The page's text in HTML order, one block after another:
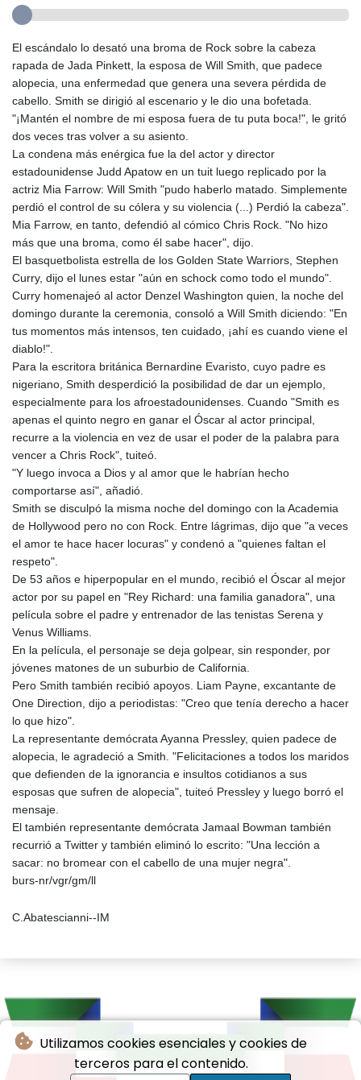
Utilizamos cookies esenciales y cookies de
terceros para el contenido.
El escándalo lo desató una broma de Rock sobre la cabeza
rapada de Jada Pinkett, la esposa de Will Smith, que padece
alopecia, una enfermedad que genera una severa pérdida de
cabello. Smith se dirigió al escenario y le dio una bofetada.
"¡Mantén el nombre de mi esposa fuera de tu puta boca!", le gritó
dos veces tras volver a su asiento.
La condena más enérgica fue la del actor y director
estadounidense Judd Apatow en un tuit luego replicado por la
actriz Mia Farrow: Will Smith "pudo haberlo matado. Simplemente
perdió el control de su cólera y su violencia (...) Perdió la cabeza".
Mia Farrow, en tanto, defendió al cómico Chris Rock. "No hizo
más que una broma, como él sabe hacer", dijo.
El basquetbolista estrella de los Golden State Warriors, Stephen
Curry, dijo el lunes estar "aún en schock como todo el mundo".
Curry homenajeó al actor Denzel Washington quien, la noche del
domingo durante la ceremonia, consoló a Will Smith diciendo: "En
tus momentos más intensos, ten cuidado, ¡ahí es cuando viene el
diablo!".
Para la escritora británica Bernardine Evaristo, cuyo padre es
nigeriano, Smith desperdició la posibilidad de dar un ejemplo,
especialmente para los afroestadounidenses. Cuando "Smith es
apenas el quinto negro en ganar el Óscar al actor principal,
recurre a la violencia en vez de usar el poder de la palabra para
vencer a Chris Rock", tuiteó.
"Y luego invoca a Dios y al amor que le habrían hecho
comportarse así", añadió.
Smith se disculpó la misma noche del domingo con la Academia
de Hollywood pero no con Rock. Entre lágrimas, dijo que "a veces
el amor te hace hacer locuras" y condenó a "quienes faltan el
respeto".
De 53 años e hiperpopular en el mundo, recibió el Óscar al mejor
actor por su papel en "Rey Richard: una familia ganadora", una
película sobre el padre y entrenador de las tenistas Serena y
Venus Williams.
En la película, el personaje se deja golpear, sin responder, por
jóvenes matones de un suburbio de California.
Pero Smith también recibió apoyos. Liam Payne, excantante de
One Direction, dijo a periodistas: "Creo que tenía derecho a hacer
lo que hizo".
La representante demócrata Ayanna Pressley, quien padece de
alopecia, le agradeció a Smith. "Felicitaciones a todos los maridos
que defienden de la ignorancia e insultos cotidianos a sus
esposas que sufren de alopecia", tuiteó Pressley y luego borró el
mensaje.
El también representante demócrata Jamaal Bowman también
recurrió a Twitter y también eliminó lo escrito: "Una lección a
sacar: no bromear con el cabello de una mujer negra".
burs-nr/vgr/gm/ll
C.Abatescianni--IM